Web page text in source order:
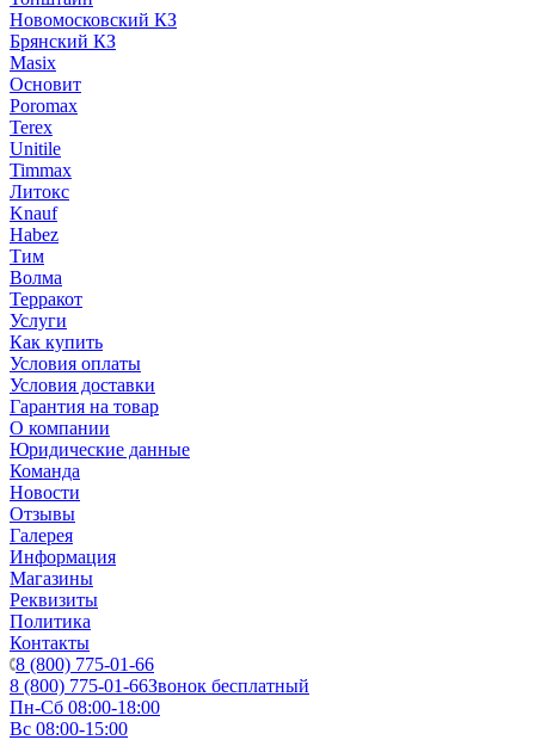
Новомосковский КЗ
Брянский КЗ
Masix
Основит
Poromax
Terex
Unitile
Timmax
Литокс
Knauf
Habez
Тим
Волма
Терракот
Услуги
Как купить
Условия оплаты
Условия доставки
Гарантия на товар
О компании
Юридические данные
Команда
Новости
Отзывы
Галерея
Информация
Магазины
Реквизиты
Политика
Контакты
8 (800) 775-01-66
8 (800) 775-01-66Звонок бесплатный
Пн-Сб 08:00-18:00
Вс 08:00-15:00